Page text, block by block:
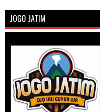
JOGO JATIM